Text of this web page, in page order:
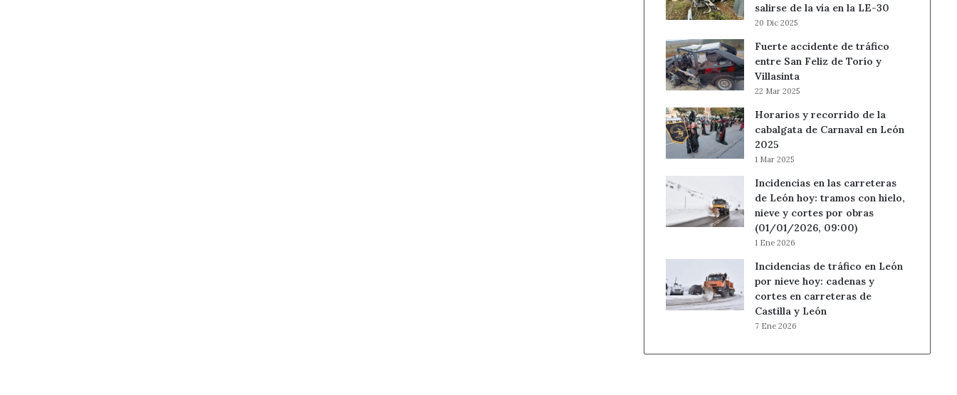
salirse de la vía en la LE-30
20 Dic 2025
Fuerte accidente de tráfico
entre San Feliz de Torío y
Villasinta
22 Mar 2025
Horarios y recorrido de la
cabalgata de Carnaval en León
2025
1 Mar 2025
Incidencias en las carreteras
de León hoy: tramos con hielo,
nieve y cortes por obras
(01/01/2026, 09:00)
1 Ene 2026
Incidencias de tráfico en León
por nieve hoy: cadenas y
cortes en carreteras de
Castilla y León
7 Ene 2026